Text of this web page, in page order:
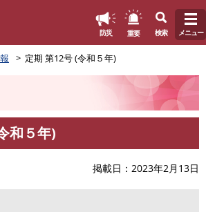
防災 重要 検索 メニュー
定期 第12号 (令和５年)
和５年)
掲載日 2023年2月13日